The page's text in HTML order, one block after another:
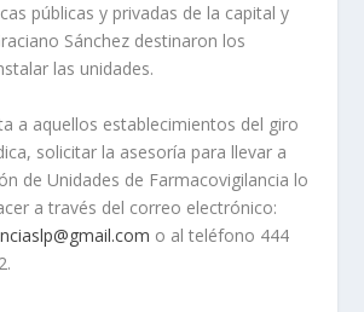
públicas y privadas de la capital y
Sánchez destinaron los
las unidades.
a aquellos establecimientos del giro
solicitar la asesoría para llevar a
de Unidades de Farmacovigilancia lo
a través del correo electrónico:
o al teléfono 444